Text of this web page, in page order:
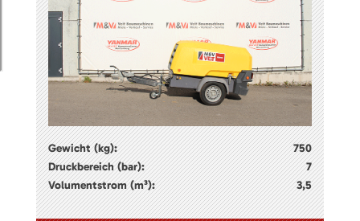
Gewicht (kg):
750
Druckbereich (bar):
7
Volumentstrom (m³):
3,5